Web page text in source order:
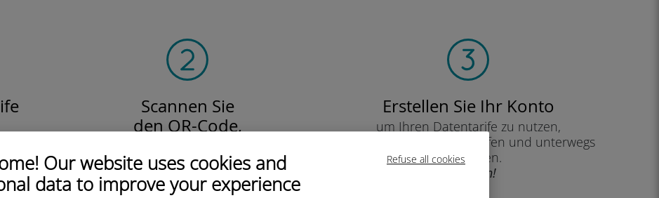
Refuse all cookies
Our website uses cookies and
data to improve your experience
Scannen Sie
den QR-Code,
zu aktivieren.
Einfach!
Erstellen Sie Ihr Konto
um Ihren Datentarife zu nutzen,
Ihr Guthaben zu überprüfen und unterwegs
aufzuladen.
Genießen!